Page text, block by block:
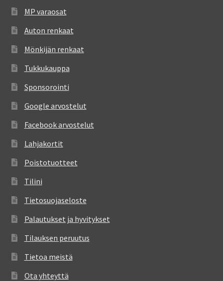
MP varaosat
Auton renkaat
Mönkijän renkaat
Tukkukauppa
Sponsorointi
Google arvostelut
Facebook arvostelut
Lahjakortit
Poistotuotteet
Tilini
Tietosuojaseloste
Palautukset ja hyvitykset
Tilauksen peruutus
Tietoa meistä
Ota yhteyttä